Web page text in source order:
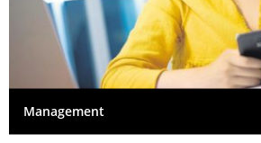
Management